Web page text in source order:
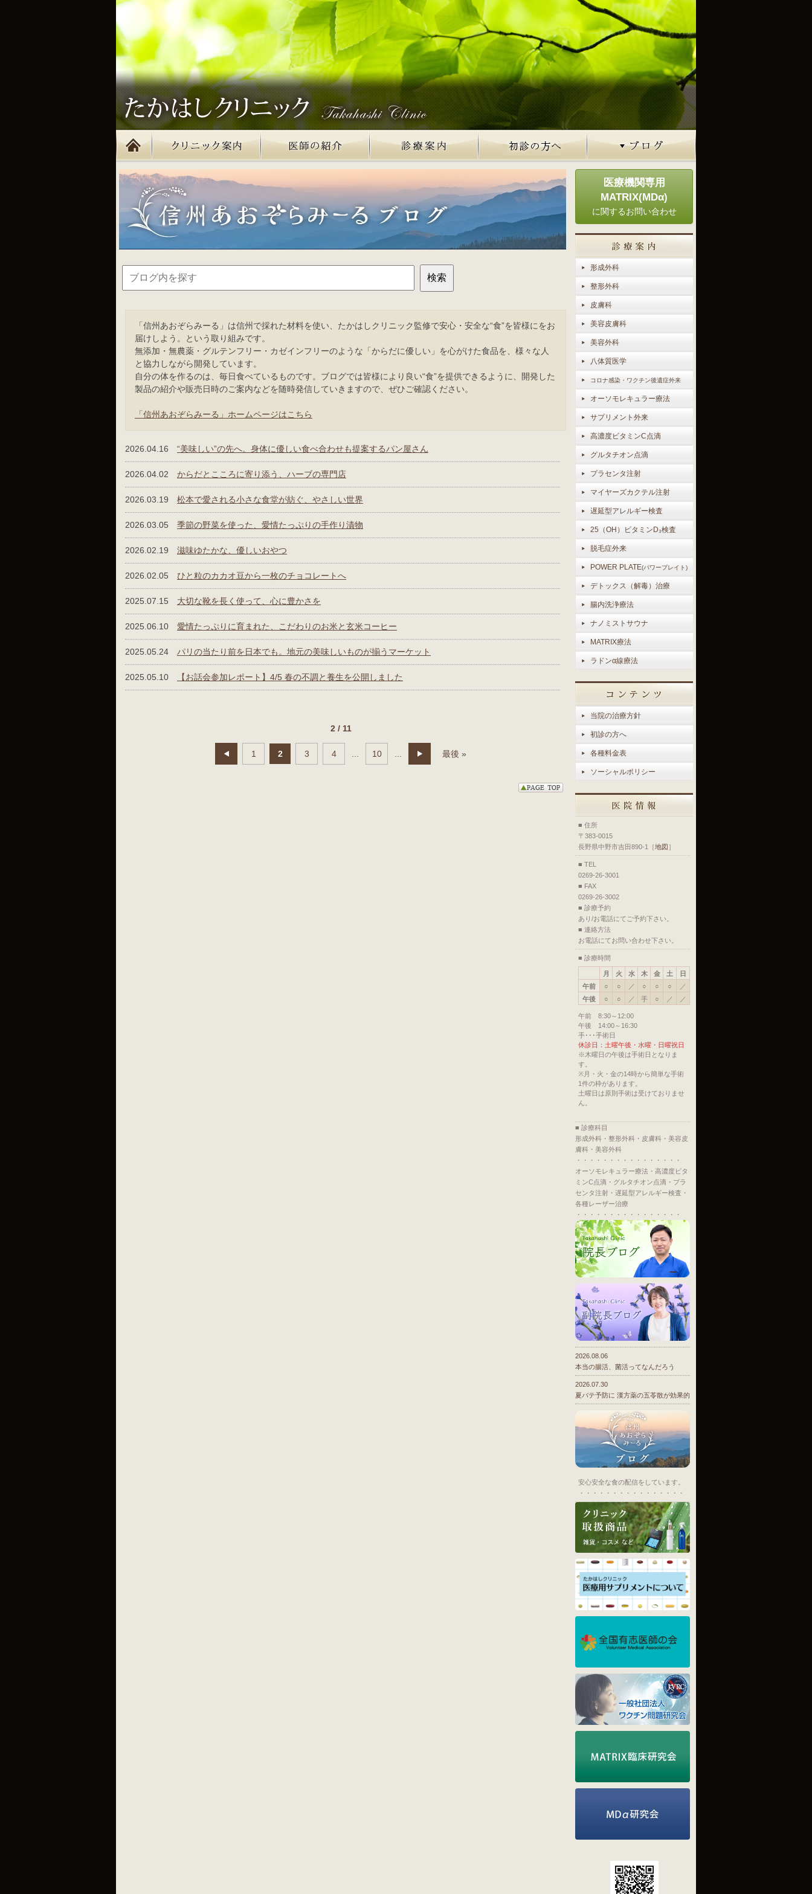
「信州あおぞらみーる」は信州で採れた材料を使い、たかはしクリニック監修で安心・安全な“食”を皆様にをお
届けしよう。という取り組みです。
無添加・無農薬・グルテンフリー・カゼインフリーのような「からだに優しい」を心がけた食品を、様々な人
と協力しながら開発しています。
自分の体を作るのは、毎日食べているものです。ブログでは皆様により良い“食”を提供できるように、開発した
製品の紹介や販売日時のご案内などを随時発信していきますので、ぜひご確認ください。
「信州あおぞらみーる」ホームページはこちら
2026.04.16 “美味しい”の先へ。身体に優しい食べ合わせも提案するパン屋さん
2026.04.02 からだとこころに寄り添う、ハーブの専⾨店
2026.03.19 松本で愛される⼩さな⾷堂が紡ぐ、やさしい世界
2026.03.05 季節の野菜を使った、愛情たっぷりの⼿作り漬物
2026.02.19 滋味ゆたかな、優しいおやつ
2026.02.05 ひと粒のカカオ⾖から⼀枚のチョコレートへ
2025.07.15 大切な靴を長く使って、心に豊かさを
2025.06.10 愛情たっぷりに育まれた、こだわりのお米と玄米コーヒー
2025.05.24 パリの当たり前を日本でも。地元の美味しいものが揃うマーケット
2025.05.10 【お話会参加レポート】4/5 春の不調と養生を公開しました
2 / 11
1 2 3 4 10 最後 »
医療機関専用
MATRIX(MDα)
に関するお問い合わせ
形成外科
整形外科
皮膚科
美容皮膚科
美容外科
八体質医学
コロナ感染・ワクチン後遺症外来
オーソモレキュラー療法
サプリメント外来
高濃度ビタミンC点滴
グルタチオン点滴
プラセンタ注射
マイヤーズカクテル注射
遅延型アレルギー検査
25（OH）ビタミンD₃検査
脱毛症外来
POWER PLATE(パワープレイト)
デトックス（解毒）治療
腸内洗浄療法
ナノミストサウナ
MATRIX療法
ラドンα線療法
当院の治療方針
初診の方へ
各種料金表
ソーシャルポリシー
■ 住所
〒383-0015
長野県中野市吉田890-1［地図 ］
■ TEL
0269-26-3001
■ FAX
0269-26-3002
■ 診療予約
あり/お電話にてご予約下さい。
■ 連絡方法
お電話にてお問い合わせ下さい。
■ 診療時間
月 火 水 木 金 土
日
午前
○ ○ ／ ○ ○ ○
／
午後
○ ○ ／ 手 ○ ／ ／
午前 8:30～12:00
午後 14:00～16:30
手･･･手術日
休診日：土曜午後・水曜・日曜祝日
※木曜日の午後は手術日となりま
す。
※月・火・金の14時から簡単な手術
1件の枠があります。
土曜日は原則手術は受けておりませ
ん。
■ 診療科目
形成外科・整形外科・皮膚科・美容皮
膚科・美容外科
・・・・・・・・・・・・・・・・
オーソモレキュラー療法・高濃度ビタ
ミンC点滴・グルタチオン点滴・プラ
センタ注射・遅延型アレルギー検査・
各種レーザー治療
・・・・・・・・・・・・・・・・
2026.08.06
本当の腸活、菌活ってなんだろう
2026.07.30
夏バテ予防に 漢方薬の五苓散が効果的
安心安全な食の配信をしています。
・・・・・・・・・・・・・・・・